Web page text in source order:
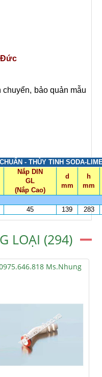
Đức
chuyển, bảo quản mẫu
- THỦY TINH SODA-
Nắp DIN
GL
(Nắp Cao)
d
mm
h
mm
45 139 283
LOẠI (294)
Ms.Nhung